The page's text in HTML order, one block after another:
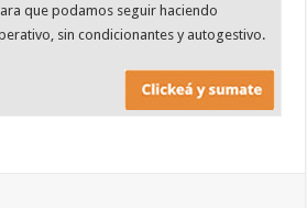
que podamos seguir haciendo
sin condicionantes y autogestivo.